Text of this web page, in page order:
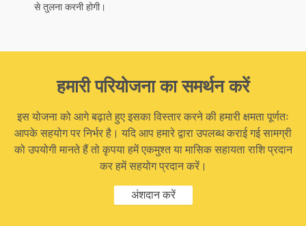
से तुलना करनी होगी।
हमारी परियोजना का समर्थन करें
इस योजना को आगे बढ़ाते हुए इसका विस्तार करने की हमारी क्षमता पूर्णतः
आपके सहयोग पर निर्भर है। यदि आप हमारे द्वारा उपलब्ध कराई गई सामग्री
को उपयोगी मानते हैं तो कृपया हमें एकमुश्त या मासिक सहायता राशि प्रदान
कर हमें सहयोग प्रदान करें।
अंशदान करें